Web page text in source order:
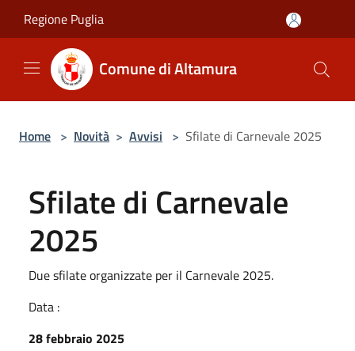
Regione Puglia
Comune di Altamura
Home > Novità > Avvisi > Sfilate di Carnevale 2025
Sfilate di Carnevale
2025
Due sfilate organizzate per il Carnevale 2025.
Data :
28 febbraio 2025